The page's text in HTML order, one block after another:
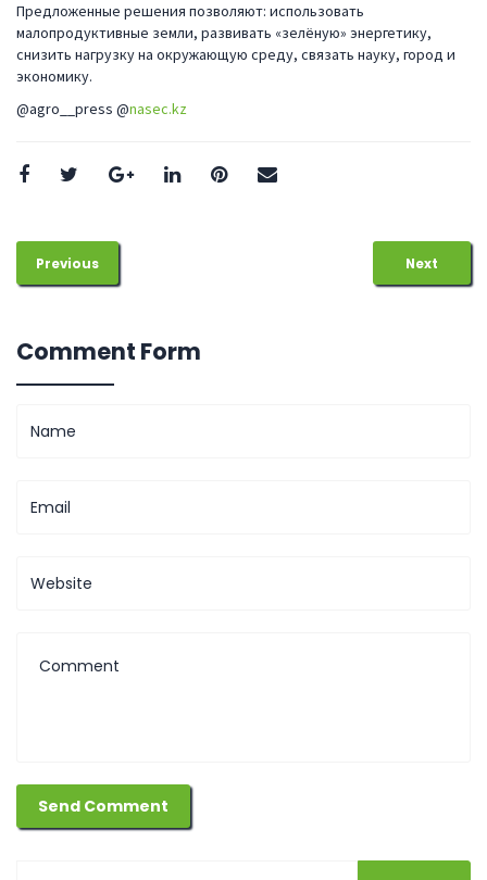
Предложенные решения позволяют: использовать
малопродуктивные земли, развивать «зелёную» энергетику,
снизить нагрузку на окружающую среду, связать науку, город и
экономику.
@agro__press @nasec.kz
Previous Next
Comment Form